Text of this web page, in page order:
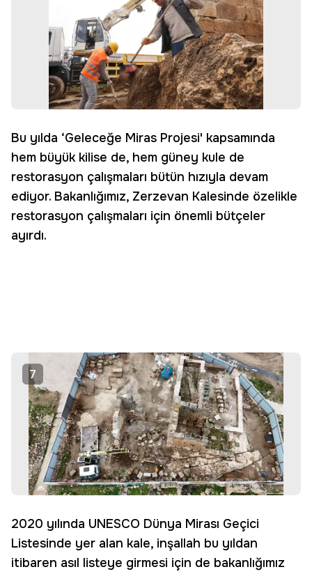
Bu yılda ‘Geleceğe Miras Projesi' kapsamında
hem büyük kilise de, hem güney kule de
restorasyon çalışmaları bütün hızıyla devam
ediyor. Bakanlığımız, Zerzevan Kalesinde özelikle
restorasyon çalışmaları için önemli bütçeler
ayırdı.
7
2020 yılında UNESCO Dünya Mirası Geçici
Listesinde yer alan kale, inşallah bu yıldan
itibaren asıl listeye girmesi için de bakanlığımız